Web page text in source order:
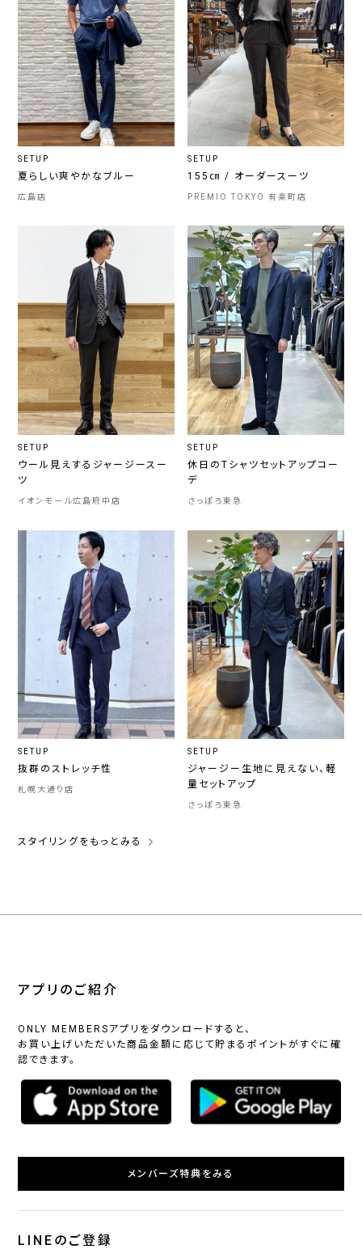
SETUP
夏らしい爽やかなブルー
広島店
SETUP
155㎝ / オーダースーツ
PREMIO TOKYO 有楽町店
SETUP
ウール見えするジャージースー
ツ
イオンモール広島府中店
SETUP
休日のTシャツセットアップコー
デ
さっぽろ東急
SETUP
抜群のストレッチ性
札幌大通り店
SETUP
ジャージー生地に見えない、軽
量セットアップ
さっぽろ東急
スタイリングをもっとみる
アプリのご紹介
ONLY MEMBERSアプリをダウンロードすると、
お買い上げいただいた商品金額に応じて貯まるポイントがすぐに確
認できます。
メンバーズ特典をみる
LINEのご登録